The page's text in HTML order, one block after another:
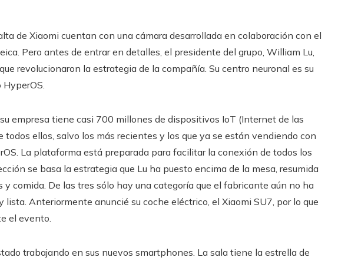
de Xiaomi cuentan con una cámara desarrollada en colaboración con el
Pero antes de entrar en detalles, el presidente del grupo, William Lu,
revolucionaron la estrategia de la compañía. Su centro neuronal es su
empresa tiene casi 700 millones de dispositivos IoT (Internet de las
todos ellos, salvo los más recientes y los que ya se están vendiendo con
La plataforma está preparada para facilitar la conexión de todos los
se basa la estrategia que Lu ha puesto encima de la mesa, resumida
y comida. De las tres sólo hay una categoría que el fabricante aún no ha
lista. Anteriormente anuncié su coche eléctrico, el Xiaomi SU7, por lo que
el evento.
trabajando en sus nuevos smartphones. La sala tiene la estrella de